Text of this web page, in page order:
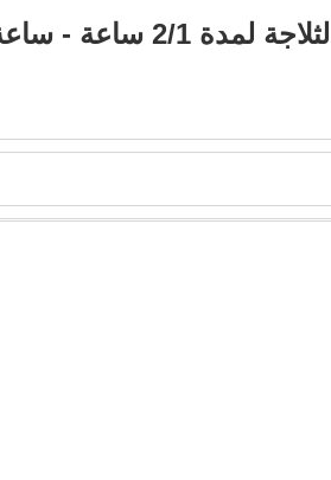
ساعة قبل التقديم.